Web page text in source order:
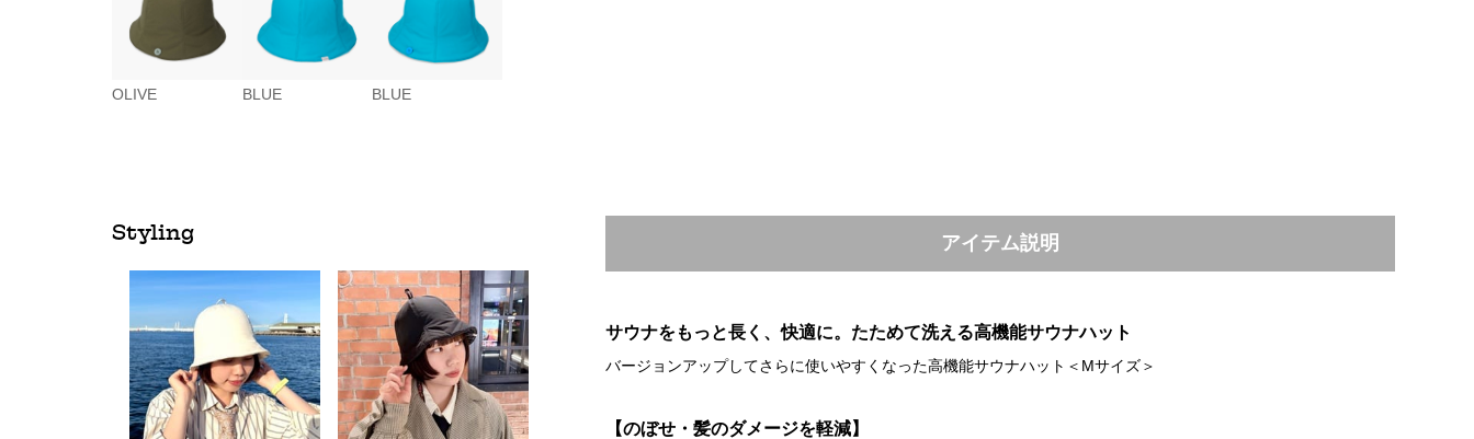
OLIVE BLUE BLUE
Styling アイテム説明
サウナをもっと長く、快適に。たためて洗える高機能サウナハット
バージョンアップしてさらに使いやすくなった高機能サウナハット＜Mサイズ＞
【のぼせ・髪のダメージを軽減】